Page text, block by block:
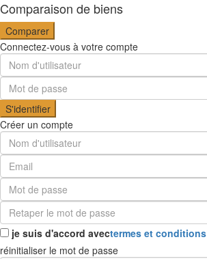
Comparaison de biens
Comparer
Connectez-vous à votre compte
S'identifier
Créer un compte
je suis d'accord avectermes et conditions
réinitialiser le mot de passe